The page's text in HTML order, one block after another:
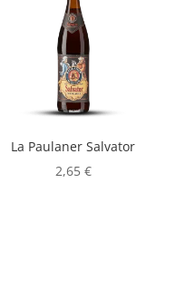
La Paulaner Salvator
2,65 €